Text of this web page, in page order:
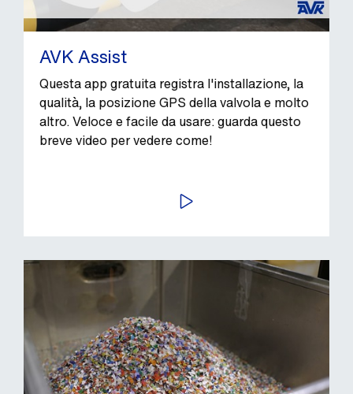
AVK Assist
Questa app gratuita registra l'installazione, la
qualità, la posizione GPS della valvola e molto
altro. Veloce e facile da usare: guarda questo
breve video per vedere come!
AVVIA